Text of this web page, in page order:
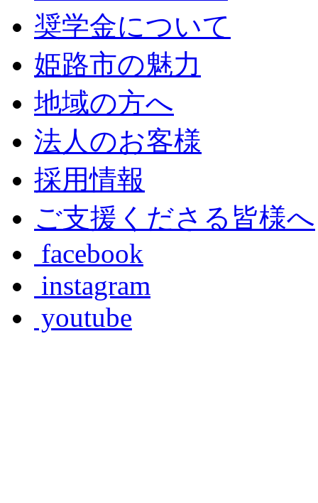
奨学金について
姫路市の魅力
地域の方へ
法人のお客様
採用情報
ご支援くださる皆様へ
facebook
instagram
youtube